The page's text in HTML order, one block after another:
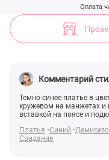
Оплата
Комментарий
Темно-синее платье в
кружевом на манжетах и
вставкой на поясе и
Платья Синий
Свидание
Темно-синее платье в